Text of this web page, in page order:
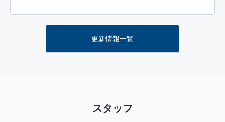
は？2025年以降の住宅...
この記事でわかること ・2025年4月
更新情報一覧
スタッフ